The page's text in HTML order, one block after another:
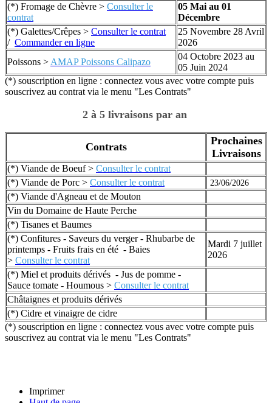
(*) Fromage de Chèvre > Consulter le
contrat
05 Mai au 01
Décembre
(*) Galettes/Crêpes > Consulter le contrat
/ Commander en ligne
25 Novembre 28 Avril
2026
Poissons > AMAP Poissons Calipazo
04 Octobre 2023 au
05 Juin 2024
(*) souscription en ligne : connectez vous avec votre compte puis
souscrivez au contrat via le menu "Les Contrats"
2 à 5 livraisons par an
Contrats
Prochaines
Livraisons
(*) Viande de Boeuf> Consulter le contrat
(*) Viande de Porc > Consulter le contrat 23/06/2026
(*) Viande d'Agneau et de Mouton
Vin du Domaine de Haute Perche
(*) Tisanes et Baumes
(*) Confitures - Saveurs du verger - Rhubarbe de
printemps - Fruits frais en été - Baies
> Consulter le contrat
Mardi 7 juillet
2026
(*) Miel et produits dérivés - Jus de pomme -
Sauce tomate - Houmous > Consulter le contrat
Châtaignes et produits dérivés
(*) Cidre et vinaigre de cidre
(*) souscription en ligne : connectez vous avec votre compte puis
souscrivez au contrat via le menu "Les Contrats"
Imprimer